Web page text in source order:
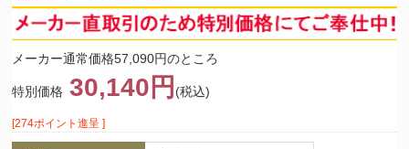
メーカー通常価格57,090円のところ
特別価格 30,140円 (税込)
[274ポイント進呈 ]